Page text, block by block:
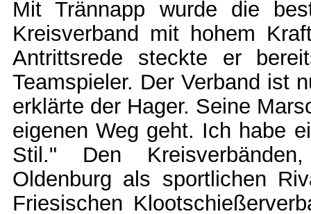
Mit Trännapp wurde die
Kreisverband mit hohem
Antrittsrede steckte er
Teamspieler. Der Verband ist
erklärte der Hager. Seine
eigenen Weg geht. Ich habe
Stil." Den Kreisverbänden,
Oldenburg als sportlichen
Friesischen